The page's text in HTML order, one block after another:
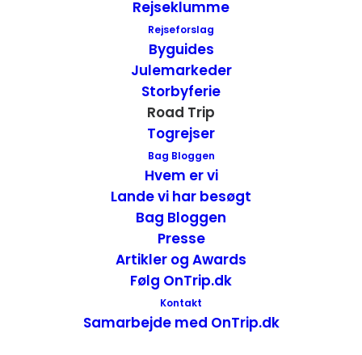
Rejseklumme
Rejseforslag
Byguides
Julemarkeder
Storbyferie
Road Trip
Togrejser
Bag Bloggen
Hvem er vi
Lande vi har besøgt
Bag Bloggen
Presse
Artikler og Awards
Følg OnTrip.dk
Kontakt
Samarbejde med OnTrip.dk
Varighed 11 dage
Dette rejseforslag road trip – New England
kan gøres på 11 dage. De fleste strækninger